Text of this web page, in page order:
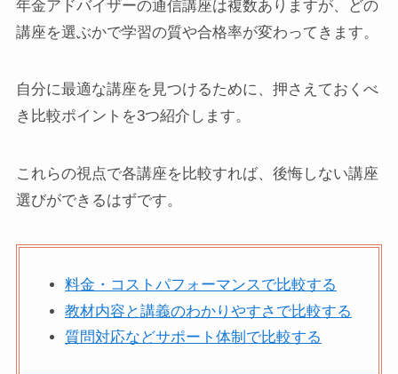
年金アドバイザーの通信講座は複数ありますが、どの
講座を選ぶかで学習の質や合格率が変わってきます。
自分に最適な講座を見つけるために、押さえておくべ
き比較ポイントを3つ紹介します。
これらの視点で各講座を比較すれば、後悔しない講座
選びができるはずです。
料金・コストパフォーマンスで比較する
教材内容と講義のわかりやすさで比較する
質問対応などサポート体制で比較する